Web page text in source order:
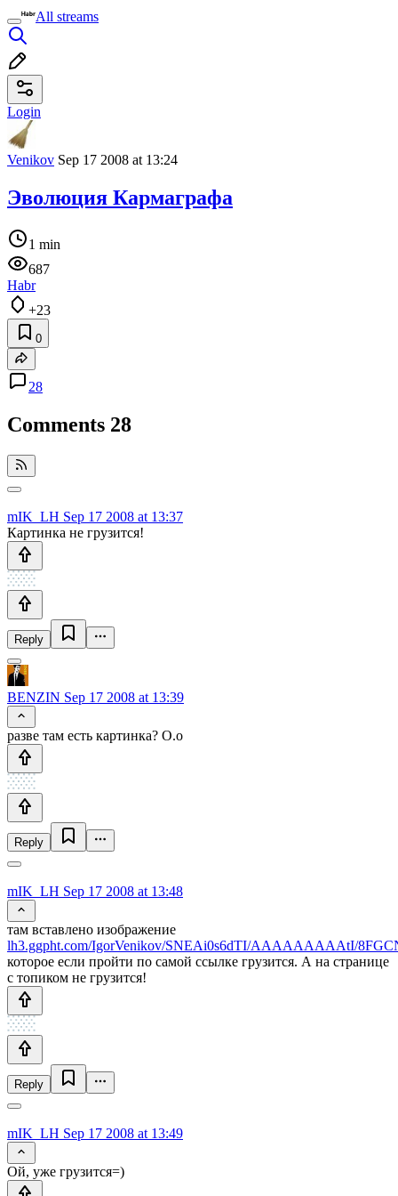
All streams
Login
Venikov Sep 17 2008 at 13:24
Эволюция Кармаграфа
1 min
687
Habr
+23
0
28
Comments 28
mIK_LH Sep 17 2008 at 13:37
Картинка не грузится!
Reply
BENZIN Sep 17 2008 at 13:39
разве там есть картинка? О.о
Reply
mIK_LH Sep 17 2008 at 13:48
там вставлено изображение
lh3.ggpht.com/IgorVenikov/SNEAi0s6dTI/AAAAAAAAAtI/
которое если пройти по самой ссылке грузится. А на странице
с топиком не грузится!
Reply
mIK_LH Sep 17 2008 at 13:49
Ой, уже грузится=)